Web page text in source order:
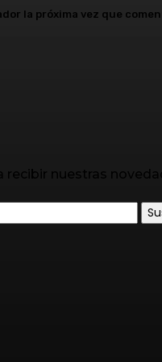
la próxima vez que
recibir nuestras